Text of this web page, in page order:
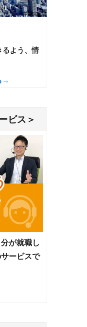
るよう、情
→
ビス＞
が就職し
ービスで